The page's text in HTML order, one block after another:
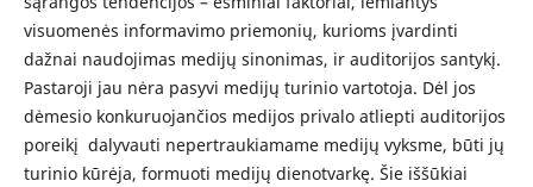
visuomenės informavimo priemonių, kurioms įvardinti
dažnai naudojimas medijų sinonimas, ir auditorijos santykį.
Pastaroji jau nėra pasyvi medijų turinio vartotoja. Dėl jos
dėmesio konkuruojančios medijos privalo atliepti auditorijos
poreikį dalyvauti nepertraukiamame medijų vyksme, būti jų
turinio kūrėja, formuoti medijų dienotvarkę. Šie iššūkiai